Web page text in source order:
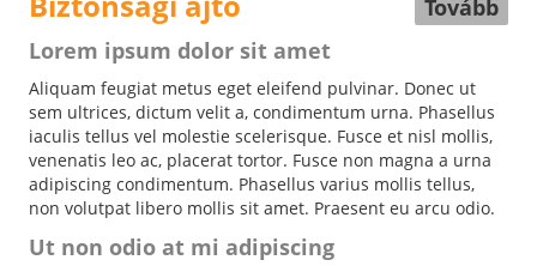
Tovább
Lorem ipsum dolor sit amet
Aliquam feugiat metus eget eleifend pulvinar. Donec ut
sem ultrices, dictum velit a, condimentum urna. Phasellus
iaculis tellus vel molestie scelerisque. Fusce et nisl mollis,
venenatis leo ac, placerat tortor. Fusce non magna a urna
adipiscing condimentum. Phasellus varius mollis tellus,
non volutpat libero mollis sit amet. Praesent eu arcu odio.
Ut non odio at mi adipiscing